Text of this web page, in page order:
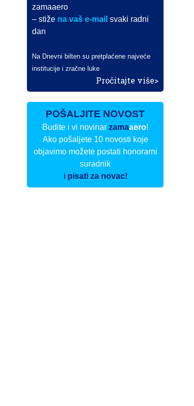
zamaaero
– stiže na vaš e-mail svaki radni
dan
Na Dnevni bilten su pretplaćene najveće
institucije i zračne luke
Pročitajte više>
POŠALJITE NOVOST
Budite i vi novinarzamaaero!
Ako pošaljete 10 novosti koje
objavimo možete postati honorarni
suradnik
i pisati za novac!